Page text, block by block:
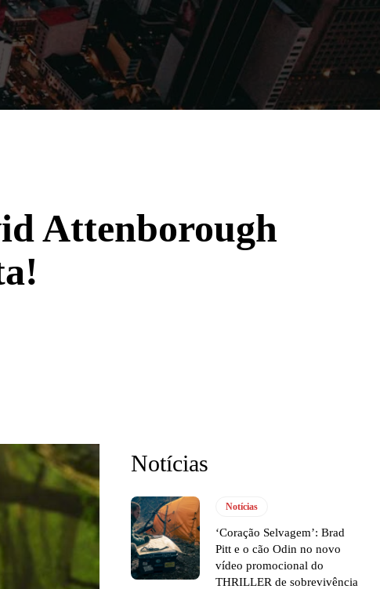
Filmes Séries Música Gênero
Attenborough
Notícias
Notícias
‘Coração Selvagem’: Brad
Pitt e o cão Odin no novo
vídeo promocional do
THRILLER de sobrevivência